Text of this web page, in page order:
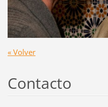
« Volver
Contacto